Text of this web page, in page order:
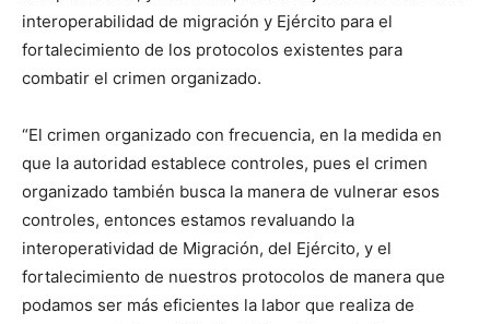
interoperabilidad de migración y Ejército para el
fortalecimiento de los protocolos existentes para
combatir el crimen organizado.
“El crimen organizado con frecuencia, en la medida en
que la autoridad establece controles, pues el crimen
organizado también busca la manera de vulnerar esos
controles, entonces estamos revaluando la
interoperatividad de Migración, del Ejército, y el
fortalecimiento de nuestros protocolos de manera que
podamos ser más eficientes la labor que realiza de